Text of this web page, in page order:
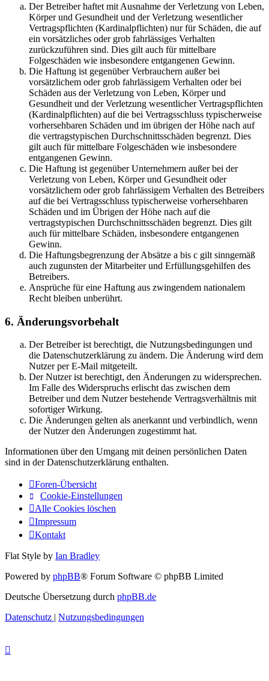
Der Betreiber haftet mit Ausnahme der Verletzung von Leben,
Körper und Gesundheit und der Verletzung wesentlicher
Vertragspflichten (Kardinalpflichten) nur für Schäden, die auf
ein vorsätzliches oder grob fahrlässiges Verhalten
zurückzuführen sind. Dies gilt auch für mittelbare
Folgeschäden wie insbesondere entgangenen Gewinn.
Die Haftung ist gegenüber Verbrauchern außer bei
vorsätzlichem oder grob fahrlässigem Verhalten oder bei
Schäden aus der Verletzung von Leben, Körper und
Gesundheit und der Verletzung wesentlicher Vertragspflichten
(Kardinalpflichten) auf die bei Vertragsschluss typischerweise
vorhersehbaren Schäden und im übrigen der Höhe nach auf
die vertragstypischen Durchschnittsschäden begrenzt. Dies
gilt auch für mittelbare Folgeschäden wie insbesondere
entgangenen Gewinn.
Die Haftung ist gegenüber Unternehmern außer bei der
Verletzung von Leben, Körper und Gesundheit oder
vorsätzlichem oder grob fahrlässigem Verhalten des Betreibers
auf die bei Vertragsschluss typischerweise vorhersehbaren
Schäden und im Übrigen der Höhe nach auf die
vertragstypischen Durchschnittsschäden begrenzt. Dies gilt
auch für mittelbare Schäden, insbesondere entgangenen
Gewinn.
Die Haftungsbegrenzung der Absätze a bis c gilt sinngemäß
auch zugunsten der Mitarbeiter und Erfüllungsgehilfen des
Betreibers.
Ansprüche für eine Haftung aus zwingendem nationalem
Recht bleiben unberührt.
6. Änderungsvorbehalt
Der Betreiber ist berechtigt, die Nutzungsbedingungen und
die Datenschutzerklärung zu ändern. Die Änderung wird dem
Nutzer per E-Mail mitgeteilt.
Der Nutzer ist berechtigt, den Änderungen zu widersprechen.
Im Falle des Widerspruchs erlischt das zwischen dem
Betreiber und dem Nutzer bestehende Vertragsverhältnis mit
sofortiger Wirkung.
Die Änderungen gelten als anerkannt und verbindlich, wenn
der Nutzer den Änderungen zugestimmt hat.
Informationen über den Umgang mit deinen persönlichen Daten
sind in der Datenschutzerklärung enthalten.
Foren-Übersicht
Cookie-Einstellungen
Alle Cookies löschen
Impressum
Kontakt
Flat Style by Ian Bradley
Powered by phpBB® Forum Software © phpBB Limited
Deutsche Übersetzung durch phpBB.de
Datenschutz | Nutzungsbedingungen